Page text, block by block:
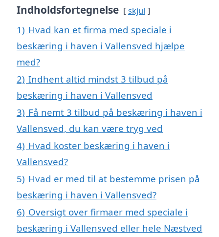
Indholdsfortegnelse skjul
1) Hvad kan et firma med speciale i
beskæring i haven i Vallensved hjælpe
med?
2) Indhent altid mindst 3 tilbud på
beskæring i haven i Vallensved
3) Få nemt 3 tilbud på beskæring i haven i
Vallensved, du kan være tryg ved
4) Hvad koster beskæring i haven i
Vallensved?
5) Hvad er med til at bestemme prisen på
beskæring i haven i Vallensved?
6) Oversigt over firmaer med speciale i
beskæring i Vallensved eller hele Næstved